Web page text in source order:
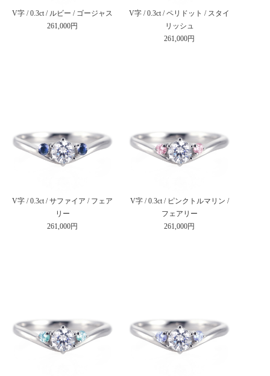
V字 / 0.3ct / ルビー / ゴージャス
261,000円
V字 / 0.3ct / ペリドット / スタイ
リッシュ
261,000円
V字 / 0.3ct / サファイア / フェア
リー
261,000円
V字 / 0.3ct / ピンクトルマリン /
フェアリー
261,000円